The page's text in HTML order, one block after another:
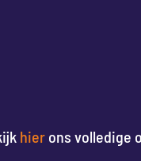
hier ons volledige